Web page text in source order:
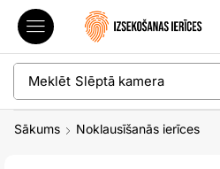
Meklēt Slēptā kamera
Sākums Noklausīšanās ierīces